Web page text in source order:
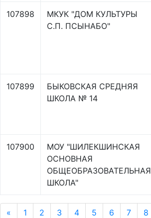
107898
МКУК "ДОМ КУЛЬТУРЫ
С.П. ПСЫНАБО"
107899
БЫКОВСКАЯ СРЕДНЯЯ
ШКОЛА № 14
107900
МОУ "ШИЛЕКШИНСКАЯ
ОСНОВНАЯ
ОБЩЕОБРАЗОВАТЕЛЬНАЯ
ШКОЛА"
« 1 2 3 4 5 6 7 8